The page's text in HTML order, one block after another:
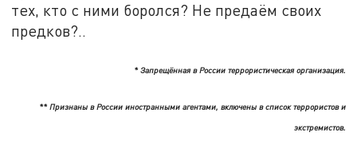
тех, кто с ними боролся? Не предаём своих
предков?..
* Запрещённая в России террористическая организация.
** Признаны в России иностранными агентами, включены в список террористов и
экстремистов.